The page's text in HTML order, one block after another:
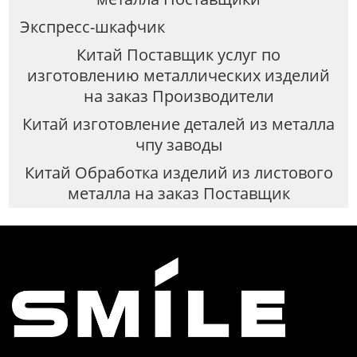
Экспресс-шкафчик
Китай Поставщик услуг по
изготовлению металлических изделий
на заказ Производители
Китай изготовление деталей из металла
чпу заводы
Китай Обработка изделий из листового
металла на заказ Поставщик